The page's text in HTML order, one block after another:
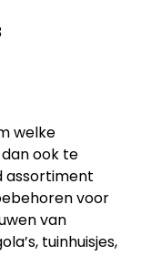
welke
ook te
assortiment
voor
van
tuinhuisjes,